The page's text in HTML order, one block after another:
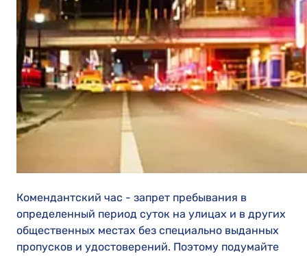
Комендантский час - запрет пребывания в
определенный период суток на улицах и в других
общественных местах без специально выданных
пропусков и удостоверений. Поэтому подумайте